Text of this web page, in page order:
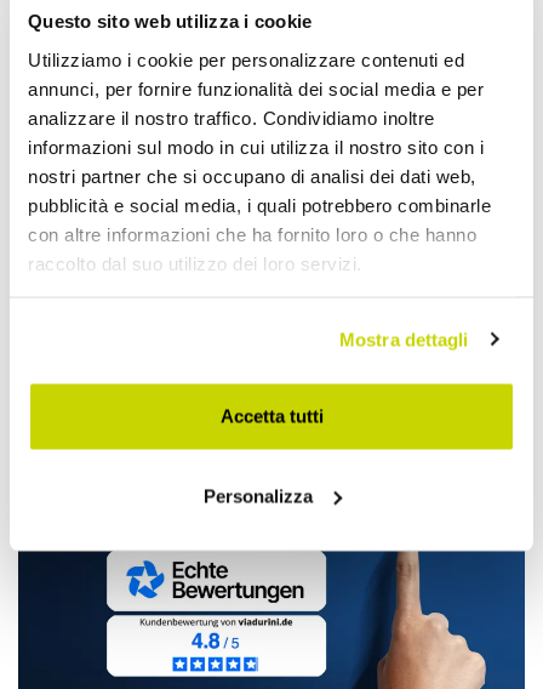
Questo sito web utilizza i cookie
Utilizziamo i cookie per personalizzare contenuti ed
annunci, per fornire funzionalità dei social media e per
analizzare il nostro traffico. Condividiamo inoltre
informazioni sul modo in cui utilizza il nostro sito con i
nostri partner che si occupano di analisi dei dati web,
pubblicità e social media, i quali potrebbero combinarle
con altre informazioni che ha fornito loro o che hanno
raccolto dal suo utilizzo dei loro servizi.
Mostra dettagli
Accetta tutti
Personalizza
zugreifen!